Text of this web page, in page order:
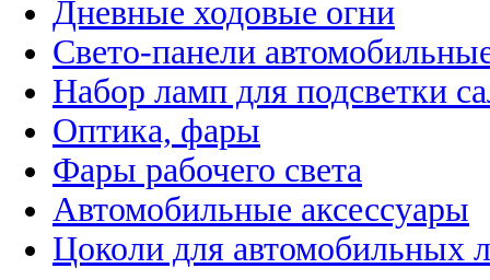
Дневные ходовые огни
Свето-панели
Набор ламп для подсветки
Оптика, фары
Фары рабочего света
Автомобильные аксессуары
Цоколи для автомобильных